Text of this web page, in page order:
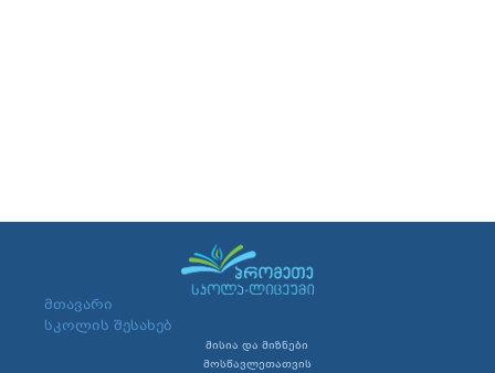
მთავარი
სკოლის შესახებ
მისია და მიზნები
მოსწავლეთათვის